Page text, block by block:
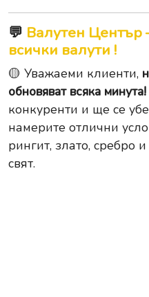
💬 Валутен Център
всички валути !
🟡 Уважаеми клиенти,
обновяват всяка минута!
конкуренти и ще се
намерите отлични
рингит, злато, сребро
свят.